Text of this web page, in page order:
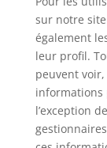
sur notre
également
leur profil.
peuvent
informations
l’exception